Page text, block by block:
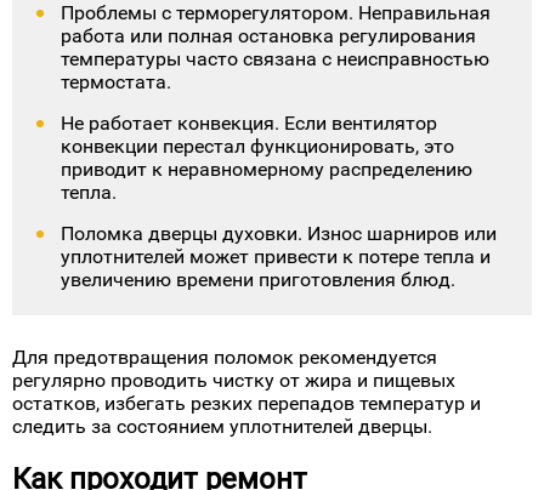
Проблемы с терморегулятором. Неправильная
работа или полная остановка регулирования
температуры часто связана с неисправностью
термостата.
Не работает конвекция. Если вентилятор
конвекции перестал функционировать, это
приводит к неравномерному распределению
тепла.
Поломка дверцы духовки. Износ шарниров или
уплотнителей может привести к потере тепла и
увеличению времени приготовления блюд.
Для предотвращения поломок рекомендуется
регулярно проводить чистку от жира и пищевых
остатков, избегать резких перепадов температур и
следить за состоянием уплотнителей дверцы.
Как проходит ремонт